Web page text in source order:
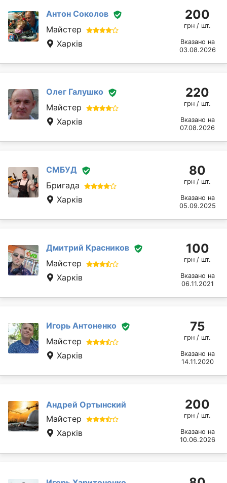
Антон Соколов
Майстер
Харків
200
грн / шт.
Вказано на
03.08.2026
Олег Галушко
Майстер
Харків
220
грн / шт.
Вказано на
07.08.2026
СМБУД
Бригада
Харків
80
грн / шт.
Вказано на
05.09.2025
Дмитрий Красников
Майстер
Харків
100
грн / шт.
Вказано на
06.11.2021
Игорь Антоненко
Майстер
Харків
75
грн / шт.
Вказано на
14.11.2020
Андрей Ортынский
Майстер
Харків
200
грн / шт.
Вказано на
10.06.2026